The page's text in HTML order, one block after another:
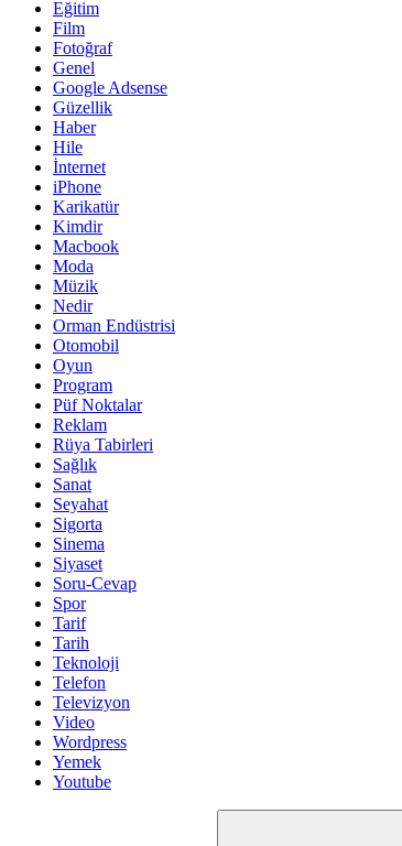
Eğitim
Film
Fotoğraf
Genel
Google Adsense
Güzellik
Haber
Hile
İnternet
iPhone
Karikatür
Kimdir
Macbook
Moda
Müzik
Nedir
Orman Endüstrisi
Otomobil
Oyun
Program
Püf Noktalar
Reklam
Rüya Tabirleri
Sağlık
Sanat
Seyahat
Sigorta
Sinema
Siyaset
Soru-Cevap
Spor
Tarif
Tarih
Teknoloji
Telefon
Televizyon
Video
Wordpress
Yemek
Youtube